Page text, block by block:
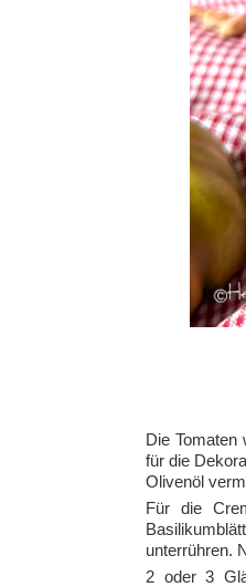
Die Tomaten
für die
Olivenöl
Für die
unterrühren.
2 oder 3